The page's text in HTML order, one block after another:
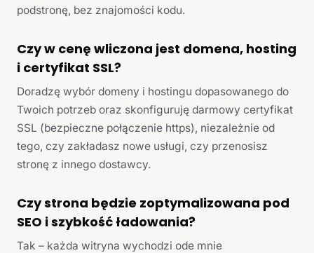
podstronę, bez znajomości kodu.
Czy w cenę wliczona jest domena, hosting
i certyfikat SSL?
Doradzę wybór domeny i hostingu dopasowanego do
Twoich potrzeb oraz skonfiguruję darmowy certyfikat
SSL (bezpieczne połączenie https), niezależnie od
tego, czy zakładasz nowe usługi, czy przenosisz
stronę z innego dostawcy.
Czy strona będzie zoptymalizowana pod
SEO i szybkość ładowania?
Tak – każda witryna wychodzi ode mnie